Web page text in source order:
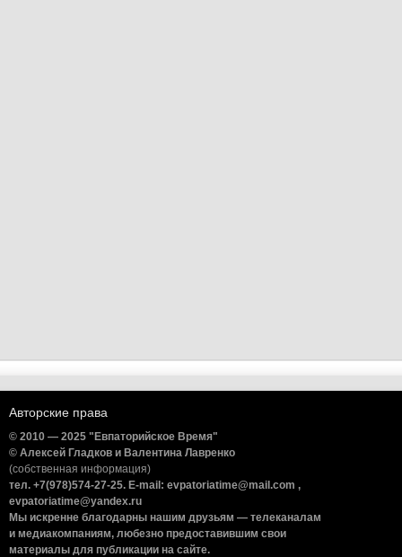
Авторские права
© 2010 — 2025 "Евпаторийское Время"
© Алексей Гладков и Валентина Лавренко
(собственная информация)
тел. +7(978)574-27-25. E-mail: evpatoriatime@mail.com ,
evpatoriatime@yandex.ru
Мы искренне благодарны нашим друзьям — телеканалам
и медиакомпаниям, любезно предоставившим свои
материалы для публикации на сайте.